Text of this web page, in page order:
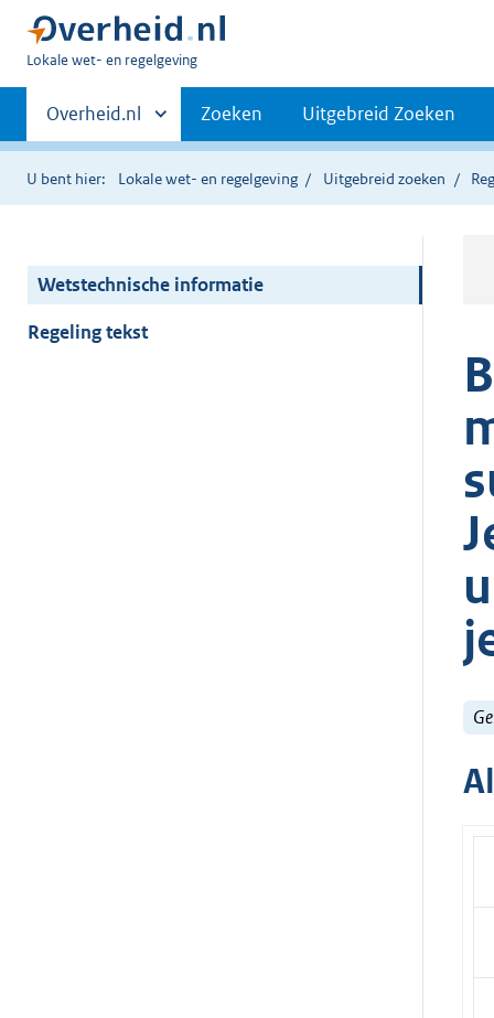
U
hier:
Lokale wet- en regelgeving
Primaire
navigatie
Andere
sites
binnen
Overheid.nl Zoeken Uitgebreid Zoeken
U bent hier: Lokale wet- en regelgeving Uitgebreid zoeken
Wetstechnische informatie
Regeling tekst